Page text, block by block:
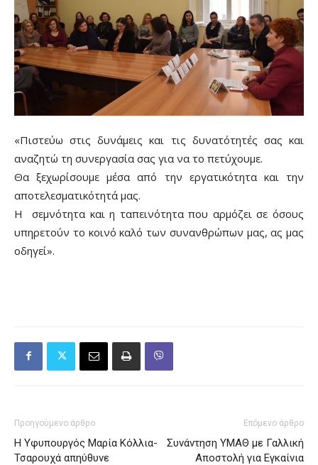
«Πιστεύω στις δυνάμεις και τις δυνατότητές σας και
αναζητώ τη συνεργασία σας για να το πετύχουμε.
Θα ξεχωρίσουμε μέσα από την εργατικότητα και την
αποτελεσματικότητά μας.
Η σεμνότητα και η ταπεινότητα που αρμόζει σε όσους
υπηρετούν το κοινό καλό των συνανθρώπων μας, ας μας
οδηγεί».
Προηγούμενο άρθρο
Η Υφυπουργός Μαρία Κόλλια-
Τσαρουχά απηύθυνε
Επόμενο άρθρο
Συνάντηση ΥΜΑΘ με Γαλλική
Αποστολή για Εγκαίνια